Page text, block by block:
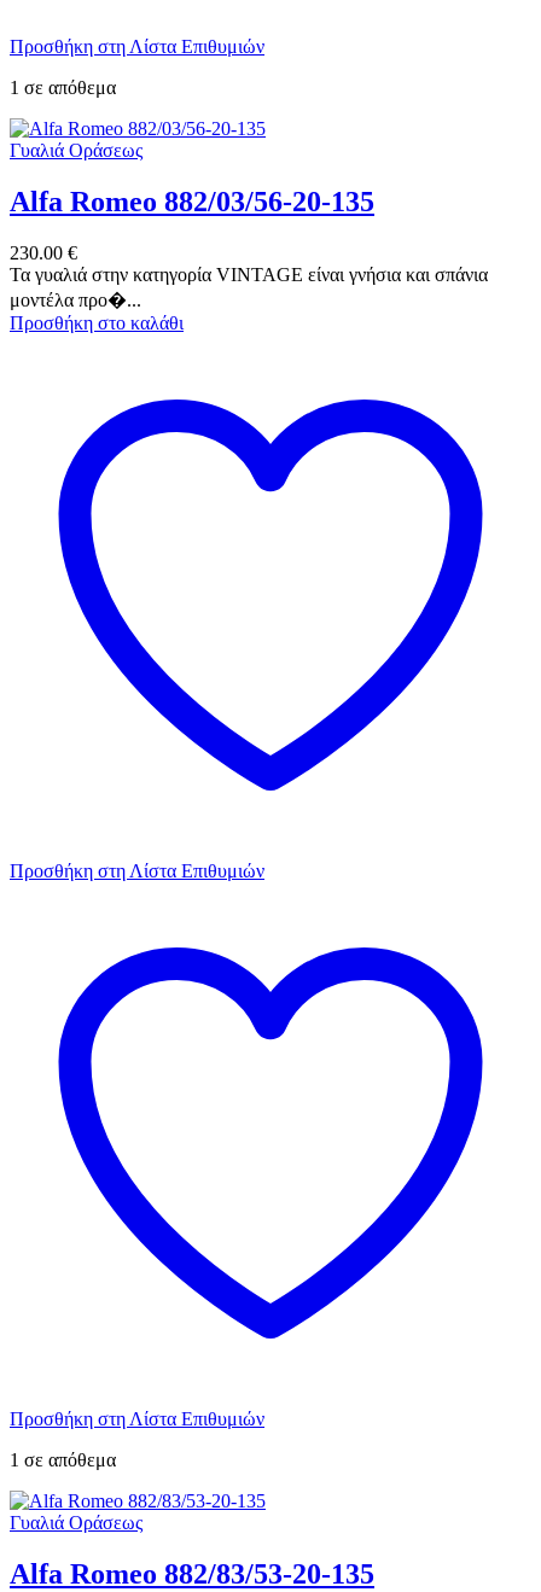
Προσθήκη στη Λίστα Επιθυμιών
1 σε απόθεμα
Γυαλιά Οράσεως
Alfa Romeo 882/03/56-20-135
230.00 €
Τα γυαλιά στην κατηγορία VINTAGE είναι γνήσια και σπάνια
μοντέλα προ�...
Προσθήκη στο καλάθι
Προσθήκη στη Λίστα Επιθυμιών
Προσθήκη στη Λίστα Επιθυμιών
1 σε απόθεμα
Γυαλιά Οράσεως
Alfa Romeo 882/83/53-20-135